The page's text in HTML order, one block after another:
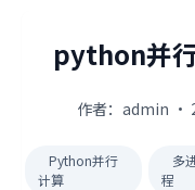
python并
作者：admin ·
Python并行
计算
多
程